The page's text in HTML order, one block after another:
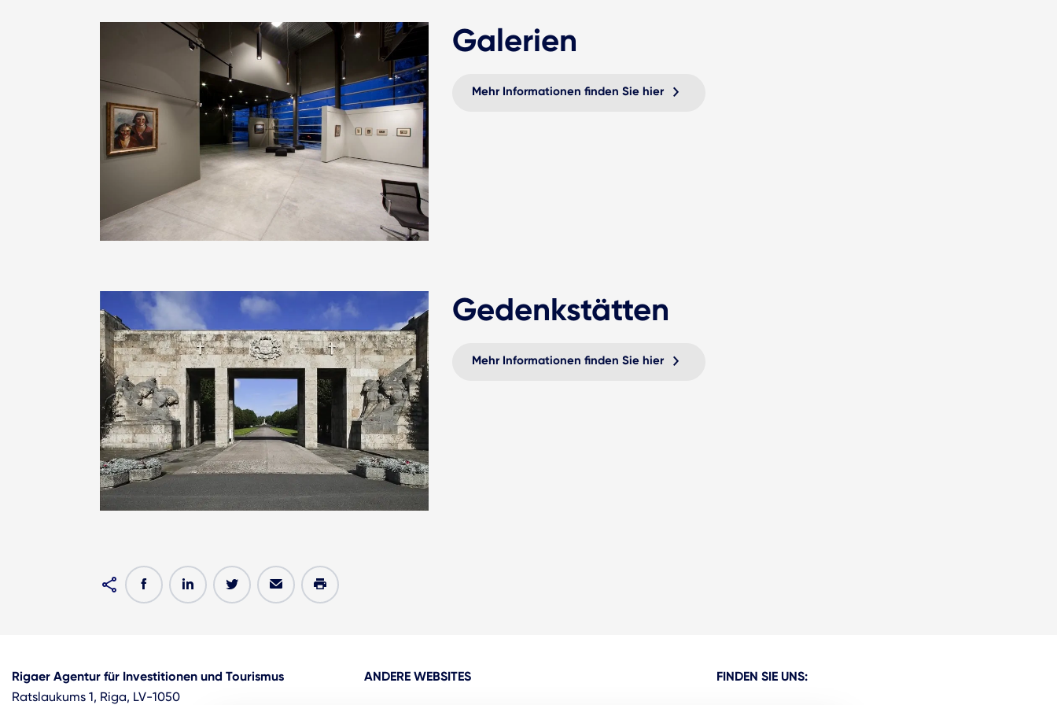
Galerien
Mehr Informationen finden Sie hier
Gedenkstätten
Mehr Informationen finden Sie hier
Rigaer Agentur für Investitionen und Tourismus
Ratslaukums 1, Riga, LV-1050
ANDERE WEBSITES FINDEN SIE UNS: